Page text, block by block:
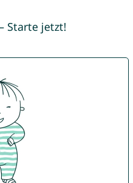
Starte jetzt!